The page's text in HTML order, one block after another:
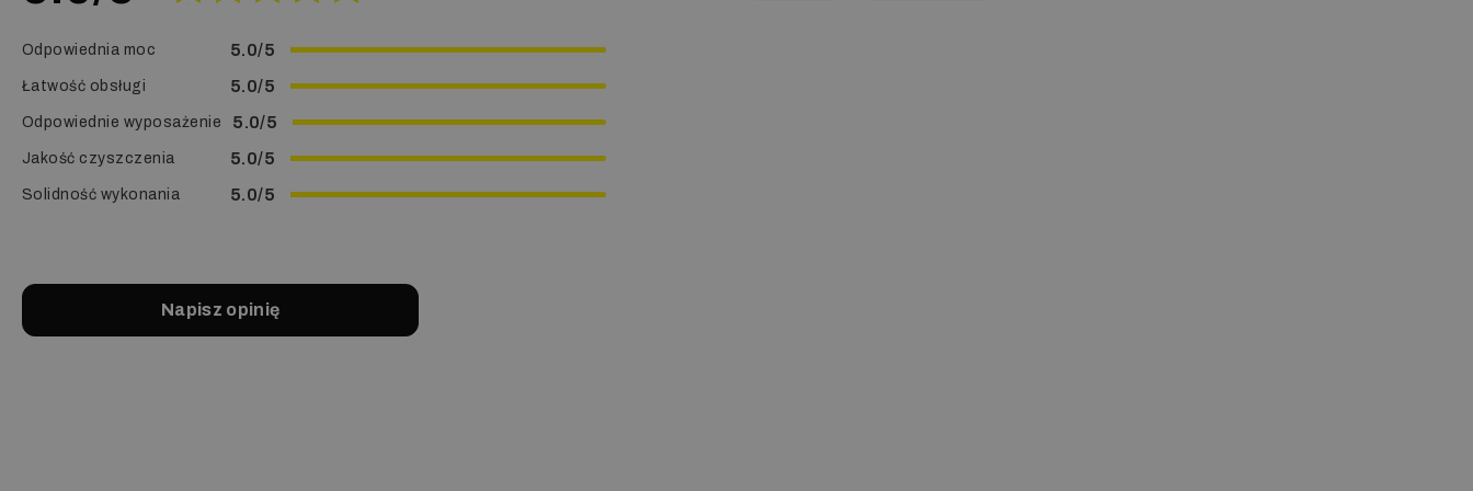
Odpowiednia moc 5.0/5
Łatwość obsługi 5.0/5
Odpowiednie wyposażenie 5.0/5
Jakość czyszczenia 5.0/5
Solidność wykonania 5.0/5
Napisz opinię